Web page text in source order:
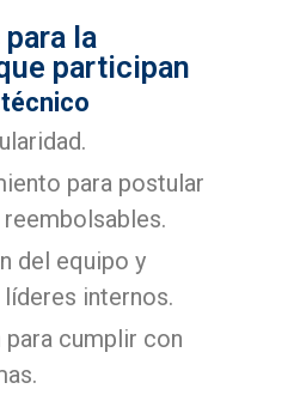
la
participan
para postular
del equipo y
internos.
cumplir con